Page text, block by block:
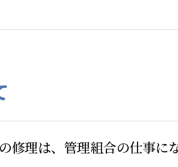
修理は、管理組合の仕事に